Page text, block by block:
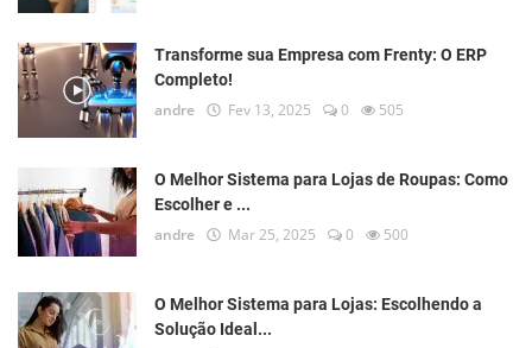
Transforme sua Empresa com Frenty: O ERP
Completo!
andre Fev 13, 2025 0 505
O Melhor Sistema para Lojas de Roupas: Como
Escolher e ...
andre Mar 25, 2025 0 500
O Melhor Sistema para Lojas: Escolhendo a
Solução Ideal...